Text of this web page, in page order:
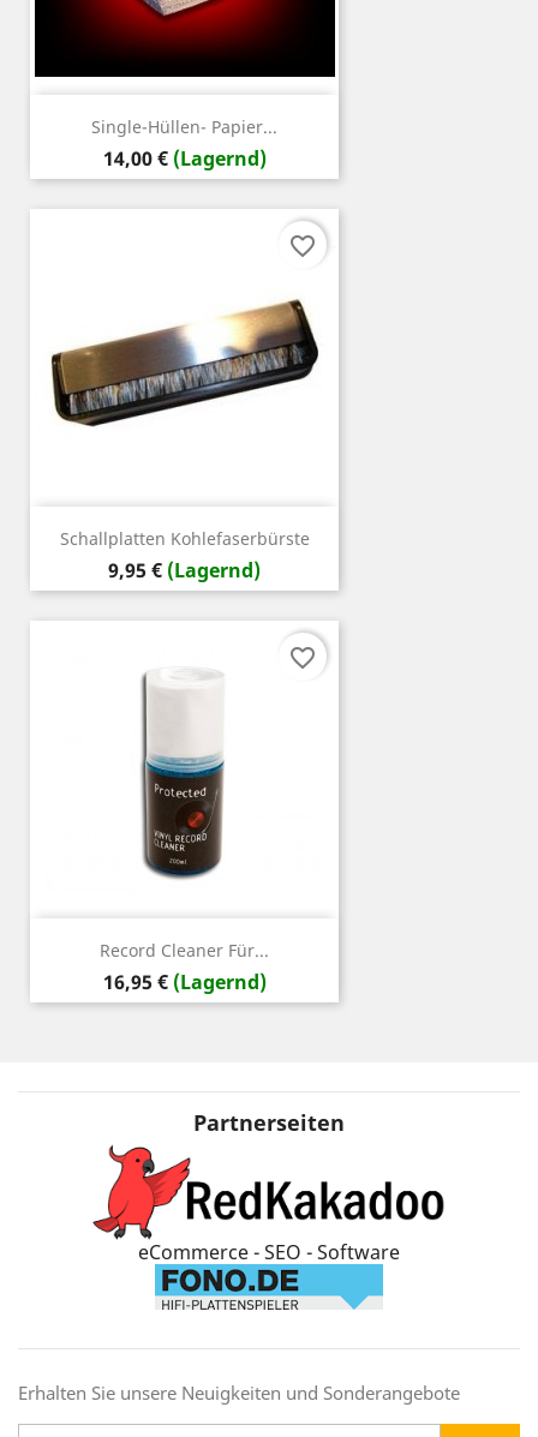
Single-Hüllen- Papier...
Preis
14,00 € (Lagernd)
Schallplatten Kohlefaserbürste
Preis
9,95 € (Lagernd)
favorite_border
Record Cleaner Für...
Preis
16,95 € (Lagernd)
favorite_border
Partnerseiten
eCommerce - SEO - Software
Erhalten Sie unsere Neuigkeiten und Sonderangebote